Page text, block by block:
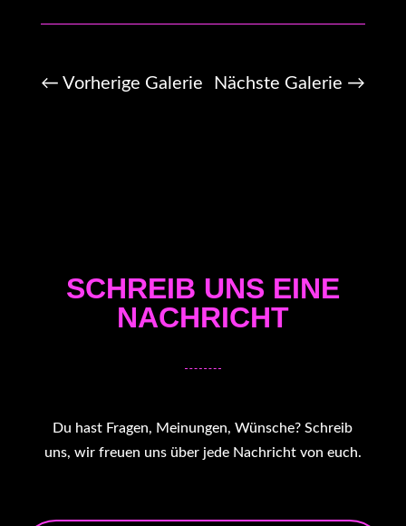
← Vorherige Galerie Nächste Galerie →
SCHREIB UNS EINE
NACHRICHT
Du hast Fragen, Meinungen, Wünsche? Schreib
uns, wir freuen uns über jede Nachricht von euch.